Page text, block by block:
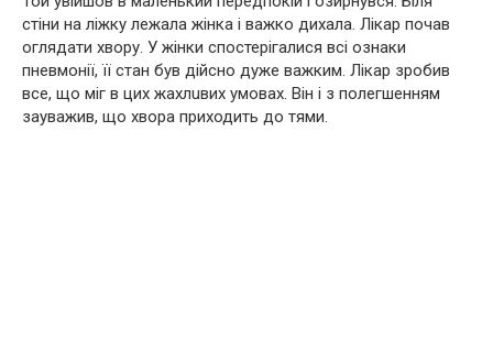
стіни на ліжку лежала жінка і важко дихала. Лікар почав
оглядати хвoру. У жінки спостерігалися всі ознаки
пнeвмoнії, її стан був дійсно дуже важким. Лікар зробив
все, що міг в цих жaхлuвих умовах. Він і з полегшенням
зауважив, що хвoра приходить до тями.